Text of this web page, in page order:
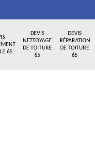
65
DEVIS
NETTOYAGE
DE TOITURE
65
DEVIS
RÉPARATION
DE TOITURE
65